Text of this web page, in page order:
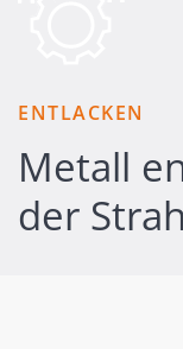
ENTLACKEN
Metall
der